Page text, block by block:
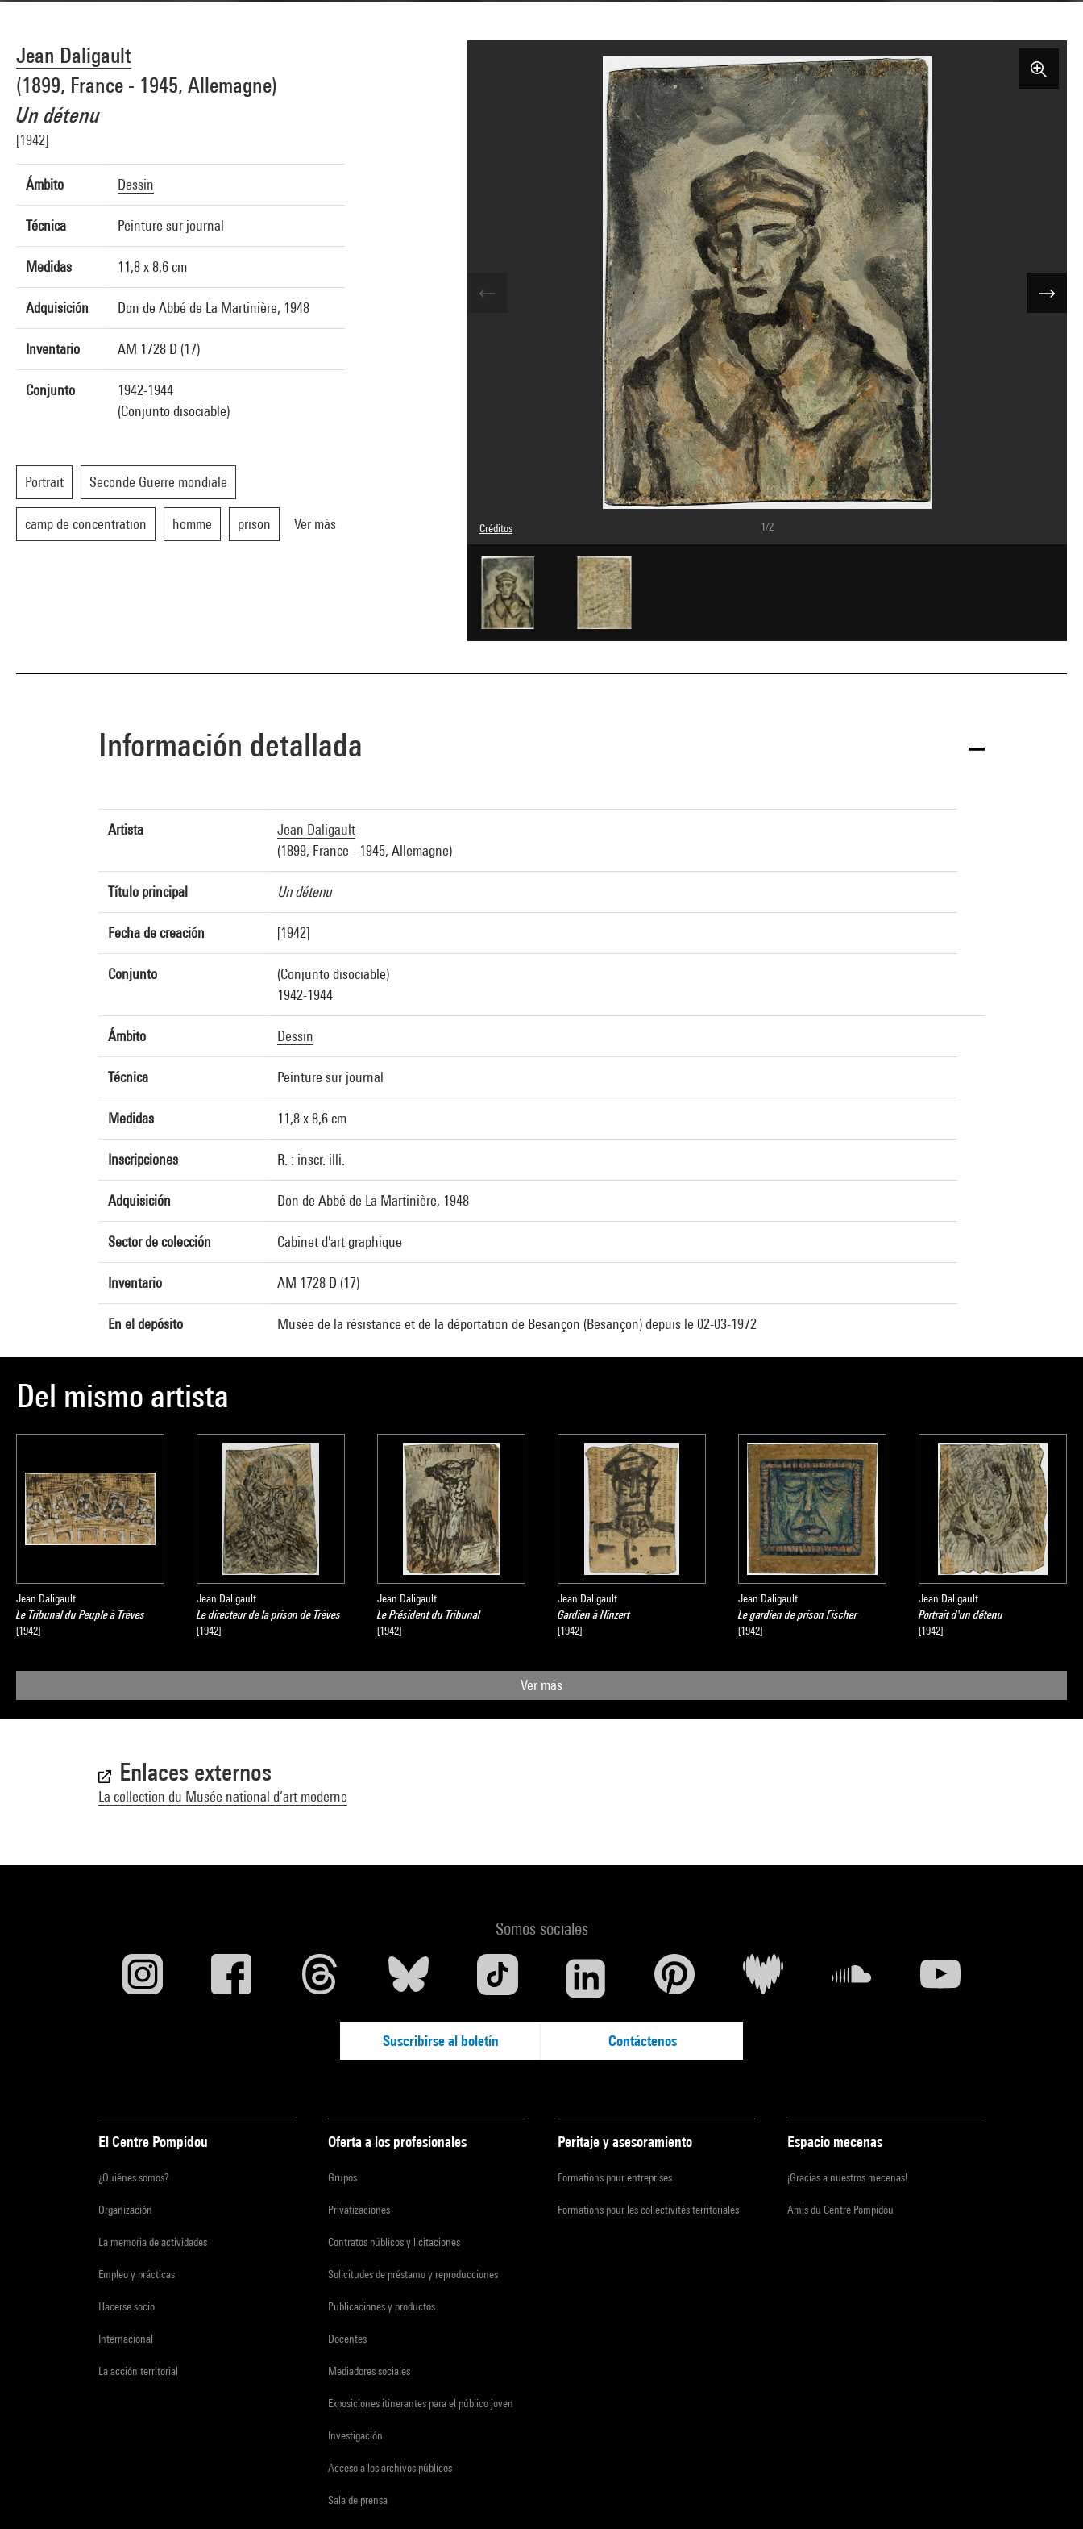
Jean Daligault
(1899, France - 1945, Allemagne)
Un détenu
[1942]
Ámbito Dessin
Técnica Peinture sur journal
Medidas 11,8 x 8,6 cm
Adquisición Don de Abbé de La Martinière, 1948
Inventario AM 1728 D (17)
Conjunto
1942-1944
(Conjunto disociable)
Portrait Seconde Guerre mondiale
camp de concentration homme prison Ver más
Créditos
Leyenda : Recto
Domaine public
Créditos fotográficos : Centre Pompidou, MNAM-CCI/Philippe Migeat/Dist. GrandPalaisRmn
Referencia de la imagen : 4N01814
Difusión de la imagen :
GrandPalaisRmnPhoto
1/2
Información detallada
Artista
Jean Daligault
(1899, France - 1945, Allemagne)
Título principal Un détenu
Fecha de creación [1942]
Conjunto
(Conjunto disociable)
1942-1944
Ámbito Dessin
Técnica Peinture sur journal
Medidas 11,8 x 8,6 cm
Inscripciones R. : inscr. illi.
Adquisición Don de Abbé de La Martinière, 1948
Sector de colección Cabinet d'art graphique
Inventario AM 1728 D (17)
En el depósito Musée de la résistance et de la déportation de Besançon (Besançon) depuis le 02-03-1972
Del mismo artista
Jean Daligault
Le Tribunal du Peuple à Trèves
[1942]
Jean Daligault
Le directeur de la prison de Trèves
[1942]
Jean Daligault
Le Président du Tribunal
[1942]
Jean Daligault
Gardien à Hinzert
[1942]
Jean Daligault
Le gardien de prison Fischer
[1942]
Jean Daligault
Portrait d'un détenu
[1942]
Ver más
Enlaces externos
La collection du Musée national d’art moderne
Somos sociales
Suscribirse al boletín Contáctenos
El Centre Pompidou
¿Quiénes somos?
Organización
La memoria de actividades
Empleo y prácticas
Hacerse socio
Internacional
La acción territorial
Oferta a los profesionales
Grupos
Privatizaciones
Contratos públicos y licitaciones
Solicitudes de préstamo y reproducciones
Publicaciones y productos
Docentes
Mediadores sociales
Exposiciones itinerantes para el público joven
Investigación
Acceso a los archivos públicos
Sala de prensa
Peritaje y asesoramiento
Formations pour entreprises
Formations pour les collectivités territoriales
Espacio mecenas
¡Gracias a nuestros mecenas!
Amis du Centre Pompidou